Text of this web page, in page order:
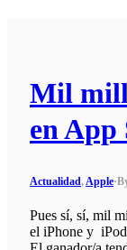
Mil
en App
Actualidad,Apple·
Pues sí, sí, mil
el iPhone y iPod